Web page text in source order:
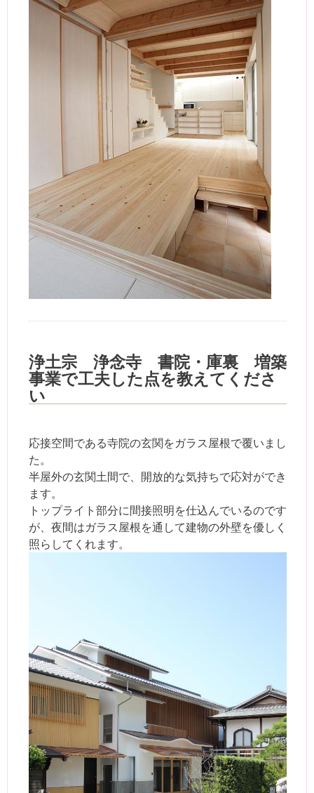
浄土宗 浄念寺 書院・庫裏 増築
事業で工夫した点を教えてくださ
い
応接空間である寺院の玄関をガラス屋根で覆いまし
た。
半屋外の玄関土間で、開放的な気持ちで応対ができ
ます。
トップライト部分に間接照明を仕込んでいるのです
が、夜間はガラス屋根を通して建物の外壁を優しく
照らしてくれます。